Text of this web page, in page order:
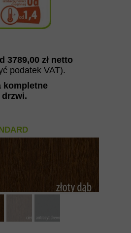
kompletne
drzwi.
3789,00 zł netto
podatek VAT).